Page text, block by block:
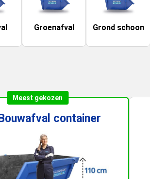
Groenafval Grond schoon
Meest gekozen
Bouwafval container